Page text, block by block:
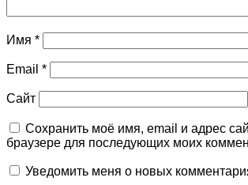
Имя *
Email *
Сайт
Сохранить моё имя, email и адрес
браузере для последующих моих
Уведомить меня о новых